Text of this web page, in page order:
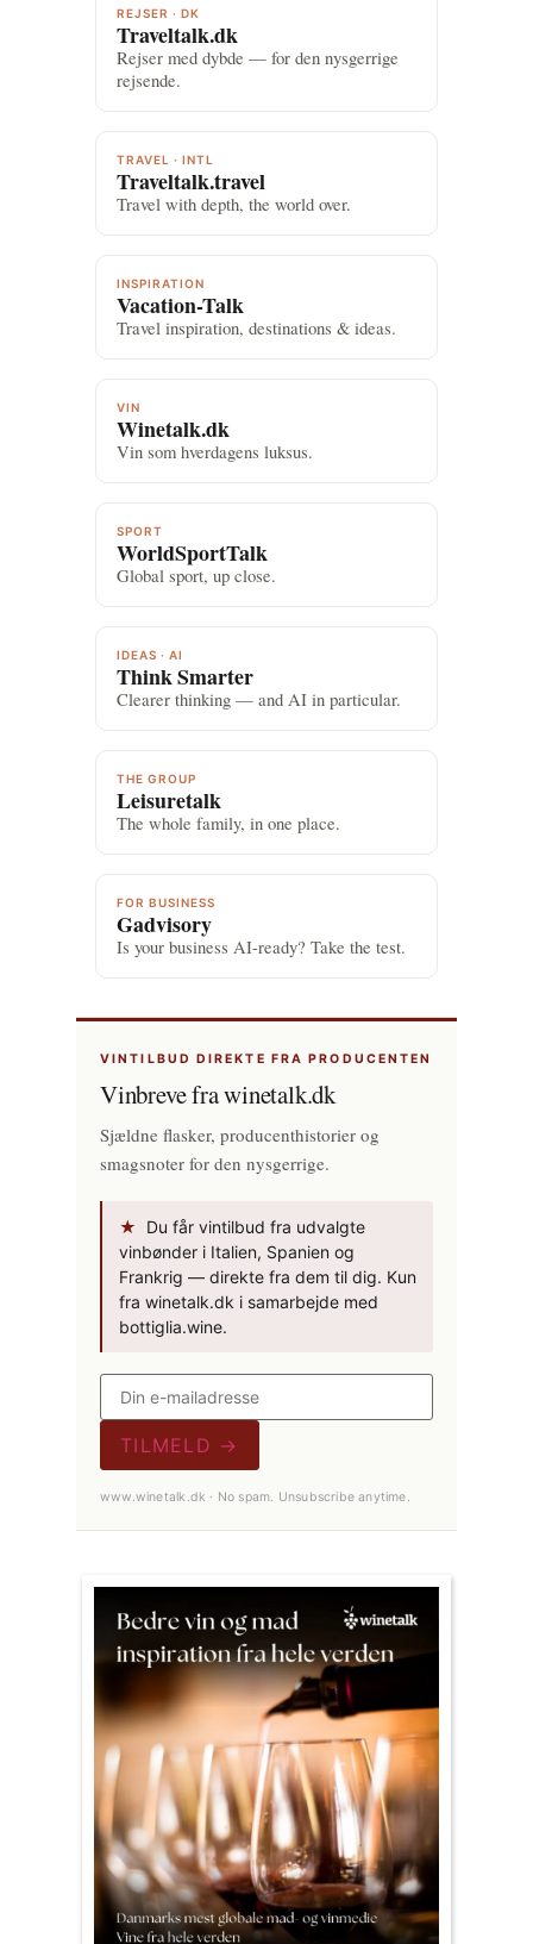
REJSER · DK
Traveltalk.dk
Rejser med dybde — for den nysgerrige
rejsende.
TRAVEL · INTL
Traveltalk.travel
Travel with depth, the world over.
INSPIRATION
Vacation-Talk
Travel inspiration, destinations & ideas.
VIN
Winetalk.dk
Vin som hverdagens luksus.
SPORT
WorldSportTalk
Global sport, up close.
IDEAS · AI
Think Smarter
Clearer thinking — and AI in particular.
THE GROUP
Leisuretalk
The whole family, in one place.
FOR BUSINESS
Gadvisory
Is your business AI-ready? Take the test.
VINTILBUD DIREKTE FRA PRODUCENTEN
Vinbreve fra winetalk.dk
Sjældne flasker, producenthistorier og
smagsnoter for den nysgerrige.
★
Du får vintilbud fra udvalgte
vinbønder i Italien, Spanien og
Frankrig — direkte fra dem til dig. Kun
fra winetalk.dk i samarbejde med
bottiglia.wine.
TILMELD →
www.winetalk.dk · No spam. Unsubscribe anytime.